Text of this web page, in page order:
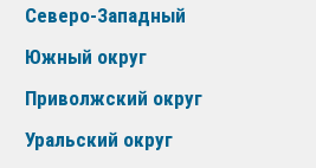
Северо-Западный
Южный округ
Приволжский округ
Уральский округ